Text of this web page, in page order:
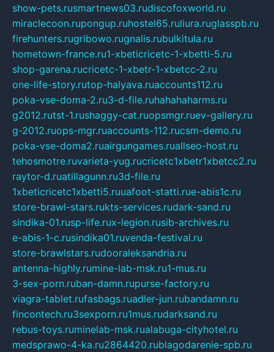
show-pets.rusmartnews03.rudiscofoxworld.ru
miraclecoon.rupongup.ruhostel65.ruliura.ruglasspb.ru
firehunters.rugribowo.rugnalis.rubulkitula.ru
hometown-france.ru1-xbeticricetc-1-xbetti-5.ru
shop-garena.rucricetc-1-xbetr-1-xbetcc-2.ru
one-life-story.rutop-halyava.ruaccounts112.ru
poka-vse-doma-2.ru3-d-file.ruhahahaharms.ru
g2012.rutst-1.rushaggy-cat.ruopsmgr.ruev-gallery.ru
g-2012.ruops-mgr.ruaccounts-112.rucsm-demo.ru
poka-vse-doma2.ruairgungames.ruallseo-host.ru
tehosmotre.ruvarieta-yug.rucricetc1xbetr1xbetcc2.ru
raytor-d.ruatillagunn.ru3d-file.ru
1xbeticricetc1xbetti5.ruuafoot-statti.rue-abis1c.ru
store-brawl-stars.rukts-services.rudark-sand.ru
sindika-01.rusp-life.rux-legion.rusib-archives.ru
e-abis-1-c.rusindika01.ruvenda-festival.ru
store-brawlstars.rudooraleksandria.ru
antenna-highly.rumine-lab-msk.ru1-mus.ru
3-sex-porn.ruban-damn.rupurse-factory.ru
viagra-tablet.rufasbags.ruadler-jun.rubandamn.ru
fincontech.ru3sexporn.ru1mus.rudarksand.ru
rebus-toys.ruminelab-msk.rualabuga-cityhotel.ru
medsprawo-4-ka.ru2864420.rublagodarenie-spb.ru